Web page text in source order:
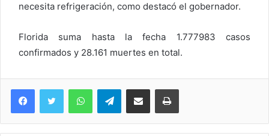
necesita refrigeración, como destacó el gobernador.
Florida suma hasta la fecha 1.777983 casos
confirmados y 28.161 muertes en total.
WhatsAppTelegramCompartir via Email Imprimi